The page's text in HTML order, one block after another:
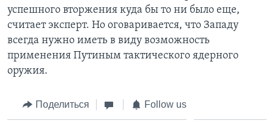
успешного вторжения куда бы то ни было еще,
считает эксперт. Но оговаривается, что Западу
всегда нужно иметь в виду возможность
применения Путиным тактического ядерного
оружия.
Поделиться Follow us